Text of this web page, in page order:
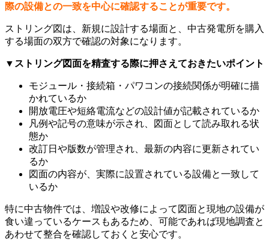
際の設備との一致を中心に確認することが重要です。
ストリング図は、新規に設計する場面と、中古発電所を購入
する場面の双方で確認の対象になります。
▼ストリング図面を精査する際に押さえておきたいポイント
モジュール・接続箱・パワコンの接続関係が明確に描
かれているか
開放電圧や短絡電流などの設計値が記載されているか
凡例や記号の意味が示され、図面として読み取れる状
態か
改訂日や版数が管理され、最新の内容に更新されてい
るか
図面の内容が、実際に設置されている設備と一致して
いるか
特に中古物件では、増設や改修によって図面と現地の設備が
食い違っているケースもあるため、可能であれば現地調査と
あわせて整合を確認しておくと安心です。